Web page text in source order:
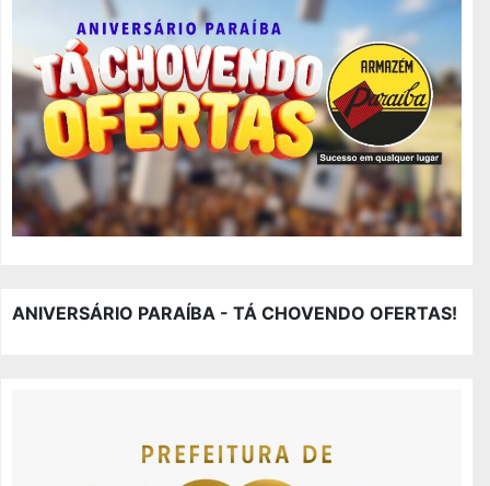
ANIVERSÁRIO PARAÍBA - TÁ CHOVENDO OFERTAS!